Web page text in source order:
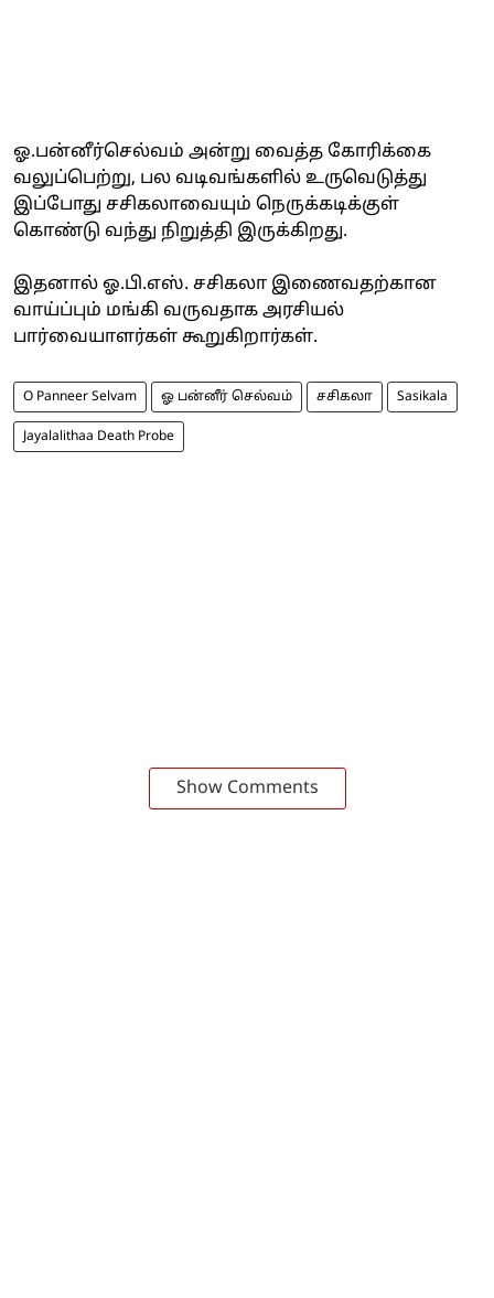
ஓ.பன்னீர்செல்வம் அன்று வைத்த கோரிக்கை
வலுப்பெற்று, பல வடிவங்களில் உருவெடுத்து
இப்போது சசிகலாவையும் நெருக்கடிக்குள்
கொண்டு வந்து நிறுத்தி இருக்கிறது.
இதனால் ஓ.பி.எஸ். சசிகலா இணைவதற்கான
வாய்ப்பும் மங்கி வருவதாக அரசியல்
பார்வையாளர்கள் கூறுகிறார்கள்.
O Panneer Selvam ஓ பன்னீர் செல்வம் சசிகலா Sasikala
Jayalalithaa Death Probe
Show Comments